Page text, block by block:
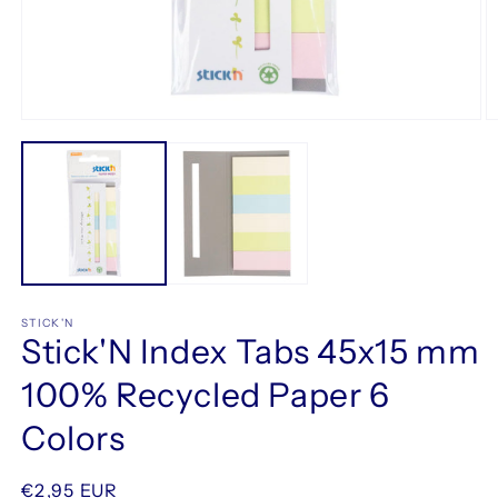
mediet
STICK'N
Stick'N Index Tabs 45x15 mm
100% Recycled Paper 6
Colors
Normalpris
€2,95 EUR